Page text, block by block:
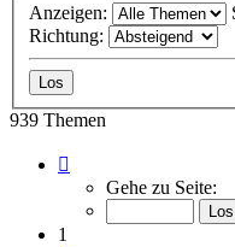
Anzeigen:
Richtung:
939 Themen
von
Gehe zu Seite:
1